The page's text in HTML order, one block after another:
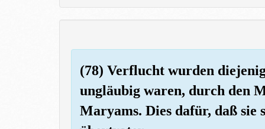
(78) Verflucht wurden
ungläubig waren, durch den
Maryams. Dies dafür, daß sie